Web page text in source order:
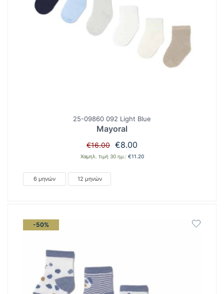
25-09860 092 Light Blue
Mayoral
€16.00 Original
price
€8.00
τρέχουσα
Χαμηλ. τιμή 30 ημ.: €11.20
6 μηνών 12 μηνών
-50%